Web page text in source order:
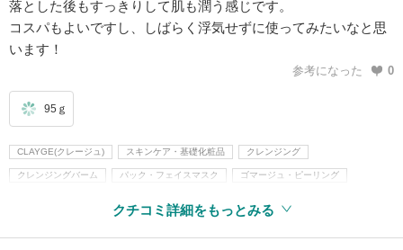
落とした後もすっきりして肌も潤う感じです。
コスパもよいですし、しばらく浮気せずに使ってみたいなと思
います！
参考になった 0
95ｇ
CLAYGE(クレージュ) スキンケア・基礎化粧品 クレンジング
クレンジングバーム パック・フェイスマスク ゴマージュ・ピーリング
クチコミ詳細をもっとみる